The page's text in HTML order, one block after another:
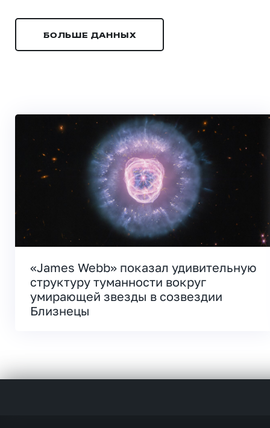
БОЛЬШЕ ДАННЫХ
«James Webb» показал удивительную
структуру туманности вокруг
умирающей звезды в созвездии
Близнецы